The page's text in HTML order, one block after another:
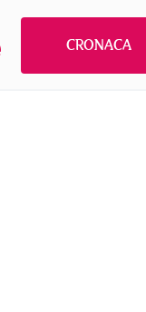
CRONACA